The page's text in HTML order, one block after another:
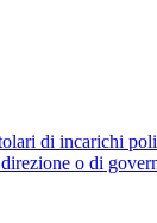
di incarichi
o di